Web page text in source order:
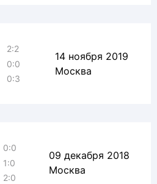
2:2
0:0
0:3
14 ноября 2019
Москва
0:0
1:0
2:0
09 декабря 2018
Москва